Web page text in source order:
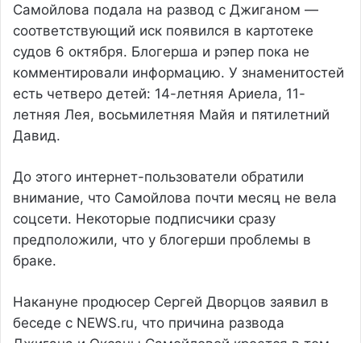
Самойлова подала на развод с Джиганом —
соответствующий иск появился в картотеке
судов 6 октября. Блогерша и рэпер пока не
комментировали информацию. У знаменитостей
есть четверо детей: 14-летняя Ариела, 11-
летняя Лея, восьмилетняя Майя и пятилетний
Давид.
До этого интернет-пользователи обратили
внимание, что Самойлова почти месяц не вела
соцсети. Некоторые подписчики сразу
предположили, что у блогерши проблемы в
браке.
Накануне продюсер Сергей Дворцов заявил в
беседе с NEWS.ru, что причина развода